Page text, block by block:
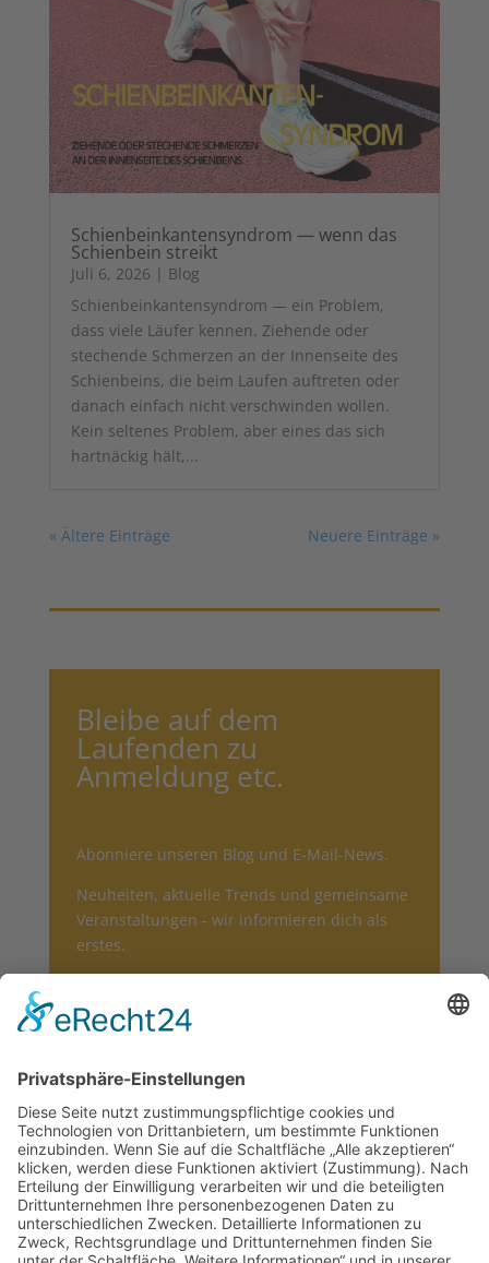
Schienbeinkantensyndrom — wenn das
Schienbein streikt
Juli 6, 2026 | Blog
Schienbeinkantensyndrom — ein Problem,
dass viele Läufer kennen. Ziehende oder
stechende Schmerzen an der Innenseite des
Schienbeins, die beim Laufen auftreten oder
danach einfach nicht verschwinden wollen.
Kein seltenes Problem, aber eines das sich
hartnäckig hält,...
« Ältere Einträge Neuere Einträge »
Bleibe auf dem
Laufenden zu
Anmeldung etc.
Abonniere unseren Blog und E-Mail-News.
Neuheiten, aktuelle Trends und gemeinsame
Veranstaltungen - wir informieren dich als
erstes.
bleibst und wir dich informieren dürfen.
Subscribe
Impressum